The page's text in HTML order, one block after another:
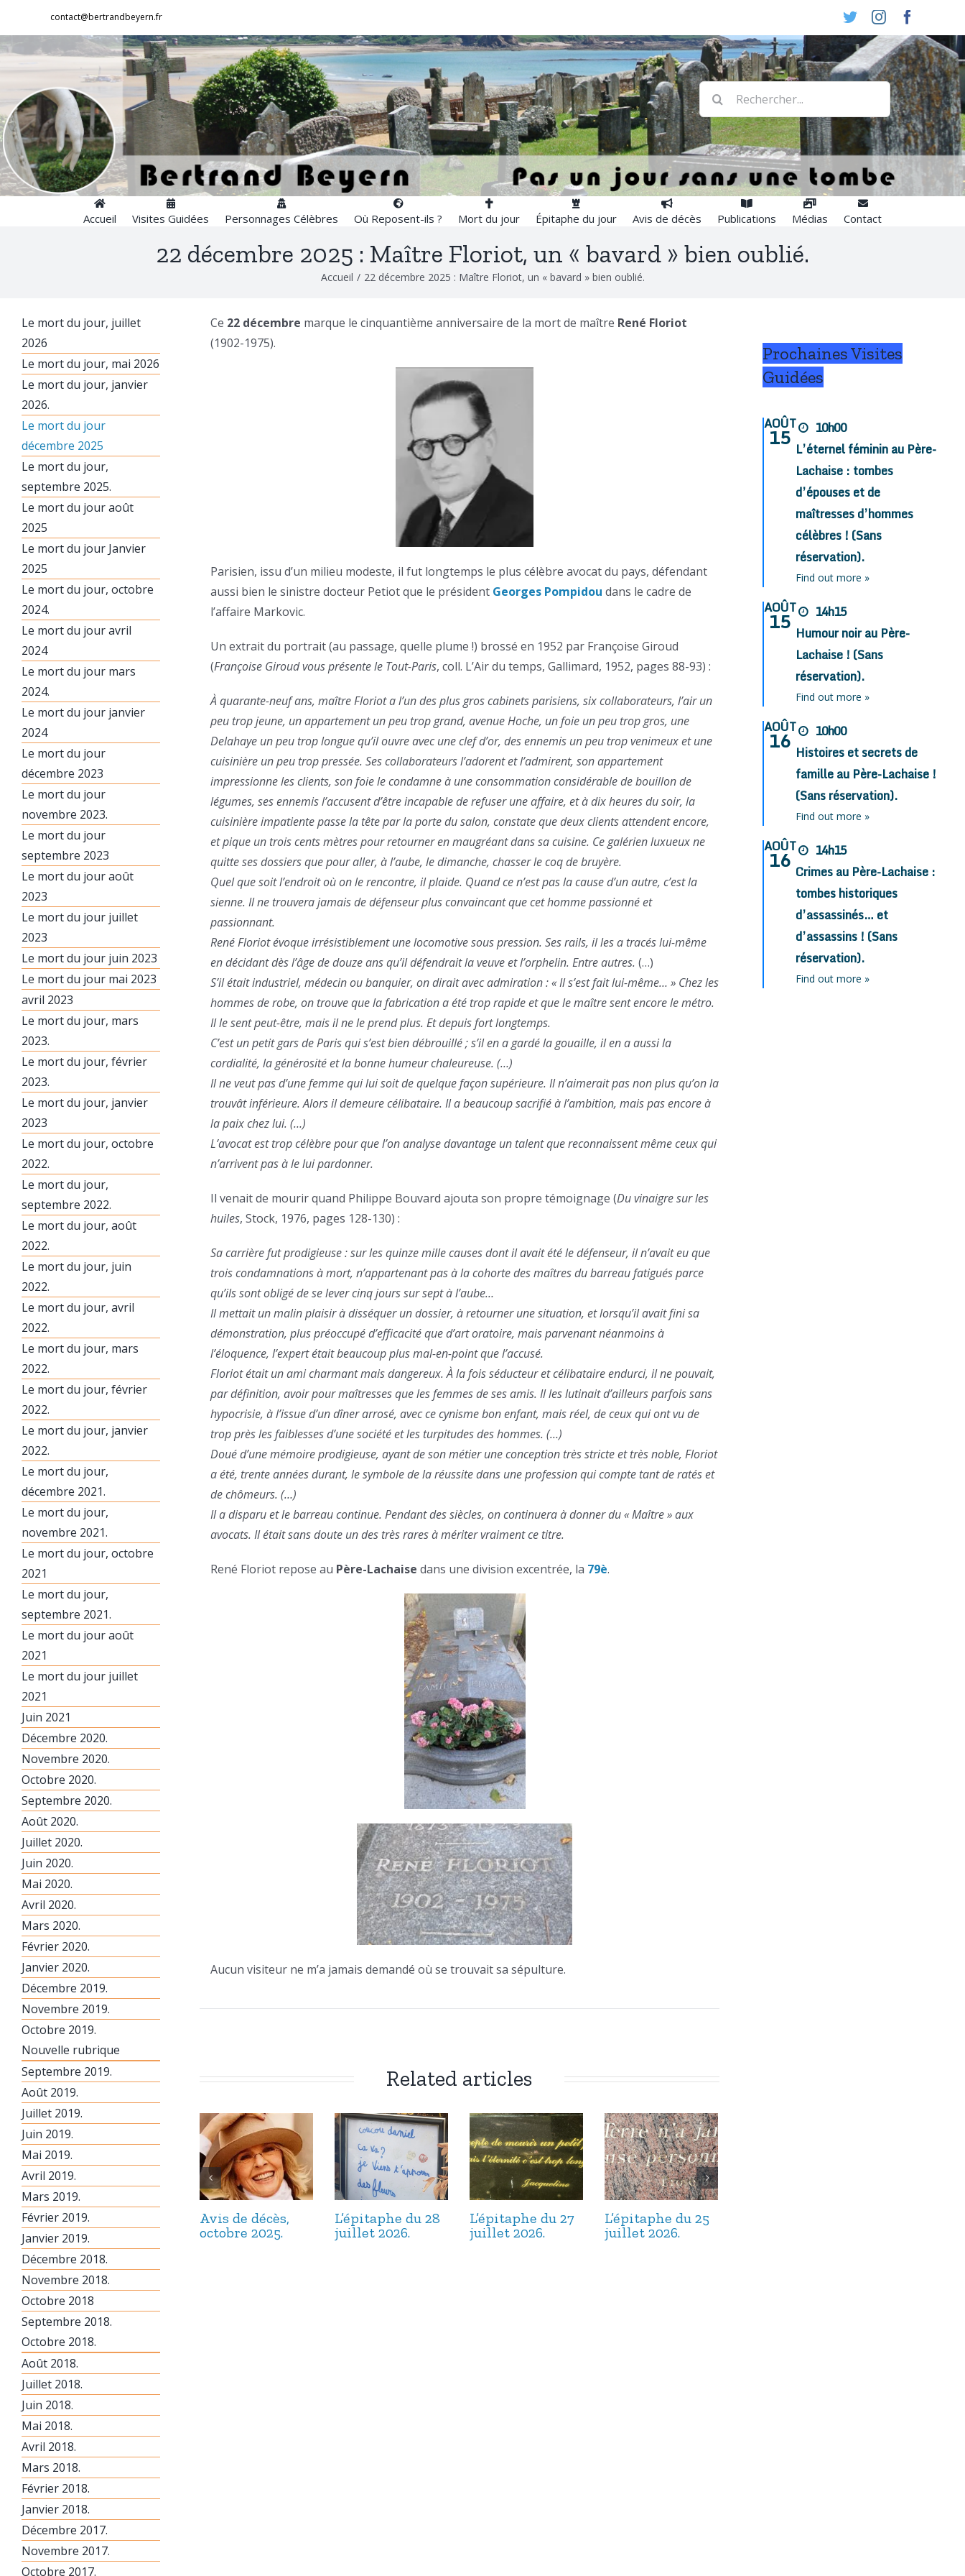
contenu
contact@bertrandbeyern.fr TwitterInstagram
Rechercher:
Accueil Visites Guidées Personnages Célèbres Où Reposent-ils ? Mort du jour Épitaphe du jour Avis de décès Publications Médias Contact
22 décembre 2025 : Maître Floriot, un « bavard » bien oublié.
Accueil / 22 décembre 2025 : Maître Floriot, un « bavard » bien oublié.
Ce 22 décembre marque le cinquantième anniversaire de la mort de maître René Floriot
(1902-1975).
Parisien, issu d’un milieu modeste, il fut longtemps le plus célèbre avocat du pays, défendant
aussi bien le sinistre docteur Petiot que le président Georges Pompidou dans le cadre de
l’affaire Markovic.
Un extrait du portrait (au passage, quelle plume !) brossé en 1952 par Françoise Giroud
(Françoise Giroud vous présente le Tout-Paris, coll. L’Air du temps, Gallimard, 1952, pages 88-93) :
À quarante-neuf ans, maître Floriot a l’un des plus gros cabinets parisiens, six collaborateurs, l’air un
peu trop jeune, un appartement un peu trop grand, avenue Hoche, un foie un peu trop gros, une
Delahaye un peu trop longue qu’il ouvre avec une clef d’or, des ennemis un peu trop venimeux et une
cuisinière un peu trop pressée. Ses collaborateurs l’adorent et l’admirent, son appartement
impressionne les clients, son foie le condamne à une consommation considérable de bouillon de
légumes, ses ennemis l’accusent d’être incapable de refuser une affaire, et à dix heures du soir, la
cuisinière impatiente passe la tête par la porte du salon, constate que deux clients attendent encore,
et pique un trois cents mètres pour retourner en maugréant dans sa cuisine. Ce galérien luxueux ne
quitte ses dossiers que pour aller, à l’aube, le dimanche, chasser le coq de bruyère.
Quel que soit l’endroit où on le rencontre, il plaide. Quand ce n’est pas la cause d’un autre, c’est la
sienne. Il ne trouvera jamais de défenseur plus convaincant que cet homme passionné et
passionnant.
René Floriot évoque irrésistiblement une locomotive sous pression. Ses rails, il les a tracés lui-même
en décidant dès l’âge de douze ans qu’il défendrait la veuve et l’orphelin. Entre autres. (…)
S’il était industriel, médecin ou banquier, on dirait avec admiration : « Il s’est fait lui-même… » Chez les
hommes de robe, on trouve que la fabrication a été trop rapide et que le maître sent encore le métro.
Il le sent peut-être, mais il ne le prend plus. Et depuis fort longtemps.
C’est un petit gars de Paris qui s’est bien débrouillé ; s’il en a gardé la gouaille, il en a aussi la
cordialité, la générosité et la bonne humeur chaleureuse. (…)
Il ne veut pas d’une femme qui lui soit de quelque façon supérieure. Il n’aimerait pas non plus qu’on la
trouvât inférieure. Alors il demeure célibataire. Il a beaucoup sacrifié à l’ambition, mais pas encore à
la paix chez lui. (…)
L’avocat est trop célèbre pour que l’on analyse davantage un talent que reconnaissent même ceux qui
n’arrivent pas à le lui pardonner.
Il venait de mourir quand Philippe Bouvard ajouta son propre témoignage (Du vinaigre sur les
huiles, Stock, 1976, pages 128-130) :
Sa carrière fut prodigieuse : sur les quinze mille causes dont il avait été le défenseur, il n’avait eu que
trois condamnations à mort, n’appartenant pas à la cohorte des maîtres du barreau fatigués parce
qu’ils sont obligé de se lever cinq jours sur sept à l’aube…
Il mettait un malin plaisir à disséquer un dossier, à retourner une situation, et lorsqu’il avait fini sa
démonstration, plus préoccupé d’efficacité que d’art oratoire, mais parvenant néanmoins à
l’éloquence, l’expert était beaucoup plus mal-en-point que l’accusé.
Floriot était un ami charmant mais dangereux. À la fois séducteur et célibataire endurci, il ne pouvait,
par définition, avoir pour maîtresses que les femmes de ses amis. Il les lutinait d’ailleurs parfois sans
hypocrisie, à l’issue d’un dîner arrosé, avec ce cynisme bon enfant, mais réel, de ceux qui ont vu de
trop près les faiblesses d’une société et les turpitudes des hommes. (…)
Doué d’une mémoire prodigieuse, ayant de son métier une conception très stricte et très noble, Floriot
a été, trente années durant, le symbole de la réussite dans une profession qui compte tant de ratés et
de chômeurs. (…)
Il a disparu et le barreau continue. Pendant des siècles, on continuera à donner du « Maître » aux
avocats. Il était sans doute un des très rares à mériter vraiment ce titre.
René Floriot repose au Père-Lachaise dans une division excentrée, la 79è.
Aucun visiteur ne m’a jamais demandé où se trouvait sa sépulture.
Related articles
Avis de décès,
octobre 2025.
L’épitaphe du 28
juillet 2026.
L’épitaphe du 27
juillet 2026.
L’épitaphe du 25
juillet 2026.
Le mort du jour, juillet
2026
Le mort du jour, mai 2026
Le mort du jour, janvier
2026.
Le mort du jour
décembre 2025
Le mort du jour,
septembre 2025.
Le mort du jour août
2025
Le mort du jour Janvier
2025
Le mort du jour, octobre
2024.
Le mort du jour avril
2024
Le mort du jour mars
2024.
Le mort du jour janvier
2024
Le mort du jour
décembre 2023
Le mort du jour
novembre 2023.
Le mort du jour
septembre 2023
Le mort du jour août
2023
Le mort du jour juillet
2023
Le mort du jour juin 2023
Le mort du jour mai 2023
avril 2023
Le mort du jour, mars
2023.
Le mort du jour, février
2023.
Le mort du jour, janvier
2023
Le mort du jour, octobre
2022.
Le mort du jour,
septembre 2022.
Le mort du jour, août
2022.
Le mort du jour, juin
2022.
Le mort du jour, avril
2022.
Le mort du jour, mars
2022.
Le mort du jour, février
2022.
Le mort du jour, janvier
2022.
Le mort du jour,
décembre 2021.
Le mort du jour,
novembre 2021.
Le mort du jour, octobre
2021
Le mort du jour,
septembre 2021.
Le mort du jour août
2021
Le mort du jour juillet
2021
Juin 2021
Décembre 2020.
Novembre 2020.
Octobre 2020.
Septembre 2020.
Août 2020.
Juillet 2020.
Juin 2020.
Mai 2020.
Avril 2020.
Mars 2020.
Février 2020.
Janvier 2020.
Décembre 2019.
Novembre 2019.
Octobre 2019.
Nouvelle rubrique
Septembre 2019.
Août 2019.
Juillet 2019.
Juin 2019.
Mai 2019.
Avril 2019.
Mars 2019.
Février 2019.
Janvier 2019.
Décembre 2018.
Novembre 2018.
Octobre 2018
Septembre 2018.
Octobre 2018.
Août 2018.
Juillet 2018.
Juin 2018.
Mai 2018.
Avril 2018.
Mars 2018.
Février 2018.
Janvier 2018.
Décembre 2017.
Novembre 2017.
Octobre 2017.
Prochaines Visites
Guidées
AOÛT
15
10h00
L’éternel féminin au Père-
Lachaise : tombes
d’épouses et de
maîtresses d’hommes
célèbres ! (Sans
réservation).
Find out more »
AOÛT
15
14h15
Humour noir au Père-
Lachaise ! (Sans
réservation).
Find out more »
AOÛT
16
10h00
Histoires et secrets de
famille au Père-Lachaise !
(Sans réservation).
Find out more »
AOÛT
16
14h15
Crimes au Père-Lachaise :
tombes historiques
d’assassinés… et
d’assassins ! (Sans
réservation).
Find out more »